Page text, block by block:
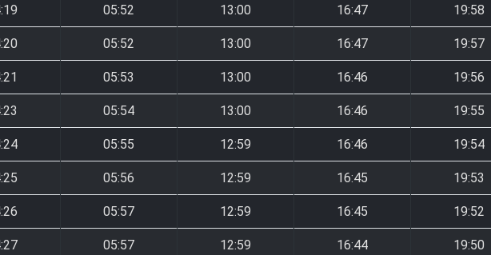
05:52 13:00 16:47 19:58
05:52 13:00 16:47 19:57
05:53 13:00 16:46 19:56
05:54 13:00 16:46 19:55
05:55 12:59 16:46 19:54
05:56 12:59 16:45 19:53
05:57 12:59 16:45 19:52
05:57 12:59 16:44 19:50